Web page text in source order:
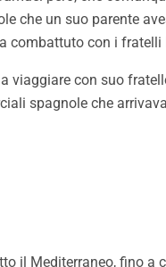
che un suo parente
combattuto con i
viaggiare con suo
spagnole che
il Mediterraneo, fino